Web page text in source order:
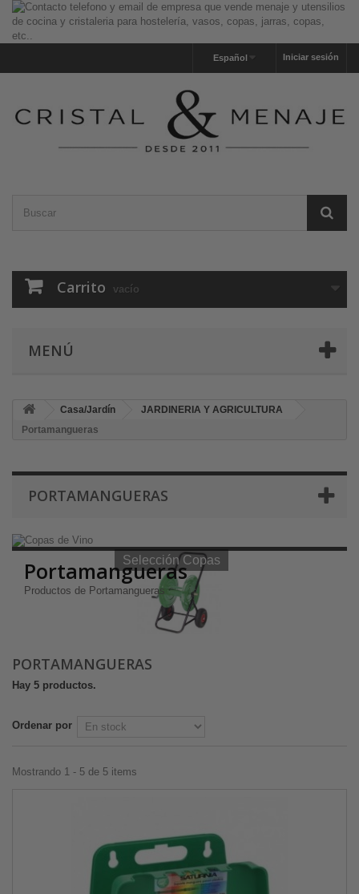
Iniciar sesión
Español
Carrito vacío
MENÚ
Casa/Jardín
JARDINERIA Y AGRICULTURA
Portamangueras
PORTAMANGUERAS
Selección Copas de Vino y Champagne
Selección Copas
Portamangueras
Productos de Portamangueras
PORTAMANGUERAS
Hay 5 productos.
Ordenar por
Mostrando 1 - 5 de 5 items